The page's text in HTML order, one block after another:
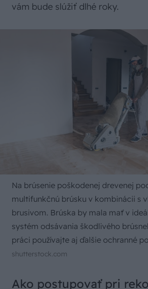
vám bude slúžiť dlhé roky.
Na brúsenie poškodenej drevenej
multifunkčnú brúsku v kombinácii s
brusivom. Brúska by mala mať v
systém odsávania škodlivého
práci používajte aj ďalšie ochranné
shutterstock.com
Ako postupovať pri